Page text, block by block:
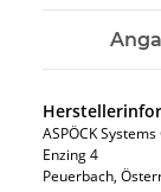
ASPÖCK
Enzing 4
Peuerbach,